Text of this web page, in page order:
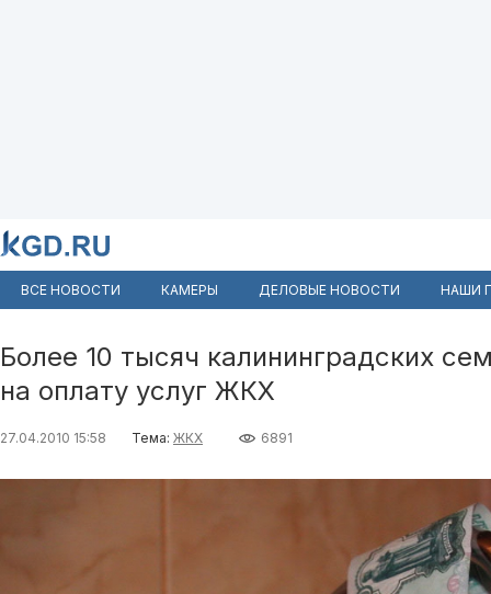
ВСЕ НОВОСТИ КАМЕРЫ ДЕЛОВЫЕ НОВОСТИ НАШИ
Более 10 тысяч калининградских
на оплату услуг ЖКХ
27.04.2010 15:58 Тема: ЖКХ 6891